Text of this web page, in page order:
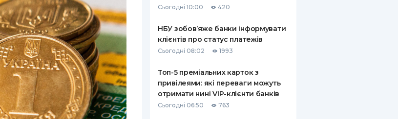
РЕЙТИНГ ДЕБЕТОВИХ
КАРТОК
ЩОМІСЯЧНИЙ ОГЛЯД
КЕШБЕКУ
ПУТІВНИКИ ПО
БАНКІВСЬКИХ КАРТКАХ
СТРАХУВАННЮ
ВСІ СТРАХОВІ ПОЛІСИ
ВІДГУКИ ПРО СТРАХОВІ
КОМПАНІЇ
Сьогодні 10:00 420
НБУ зобов’яже банки інформувати
клієнтів про статус платежів
Сьогодні 08:02 1993
Топ-5 преміальних карток з
привілеями: які переваги можуть
отримати нині VIP-клієнти банків
Сьогодні 06:50 763